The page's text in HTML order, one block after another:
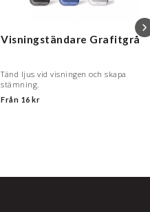
Visningständare Grafitgrå
Tänd ljus vid visningen och skapa
stämning.
Från 16 kr